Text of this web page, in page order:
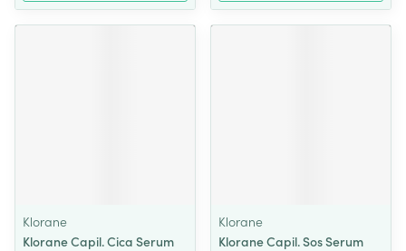
Klorane
Klorane Capil. Cica Serum
Klorane
Klorane Capil. Sos Serum